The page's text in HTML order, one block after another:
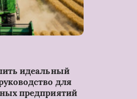
идеальный
для
предприятий